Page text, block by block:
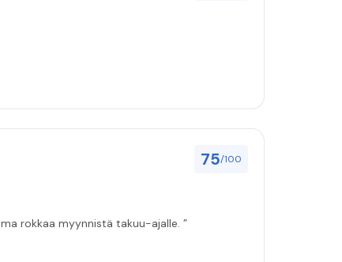
75/100
hoidon perusteella, asennus ja virheiden korjaukset sujunut mallikkaasti. Koko Homma rokkaa myynnistä takuu-ajalle. ”